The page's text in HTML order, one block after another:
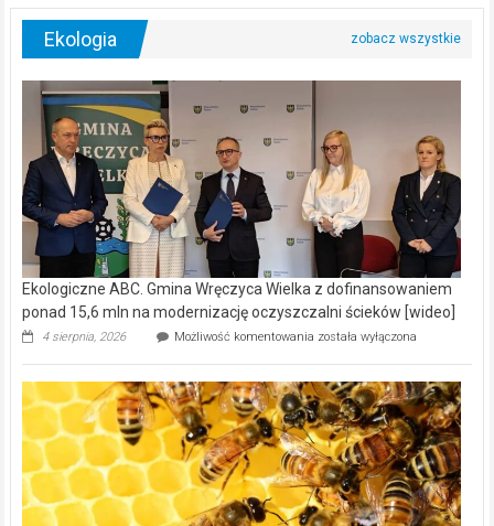
Ekologia
Ekologiczne ABC. Gmina Wręczyca Wielka z dofinansowaniem
ponad 15,6 mln na modernizację oczyszczalni ścieków [wideo]
4 sierpnia, 2026 Możliwość komentowania Ekologiczne
Wręczyca
Wielka
z
dofinansowaniem
ponad
15,6
mln
na
została wyłączona